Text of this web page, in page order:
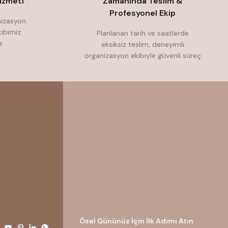
Profesyonel Ekip
Planlanan tarih ve saatlerde
eksiksiz teslim, deneyimli
organizasyon ekibiyle güvenli süreç
Özel Gününüz İçin İlk Adımı Atın